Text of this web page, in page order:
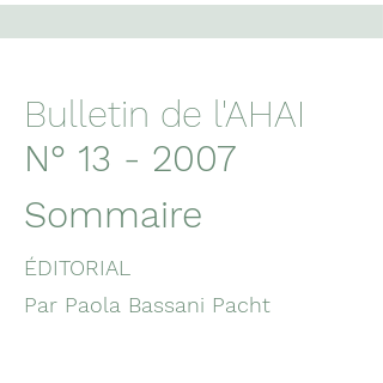
Bulletin de l'AHAI
N° 13 - 2007
Sommaire
ÉDITORIAL
Par Paola Bassani Pacht